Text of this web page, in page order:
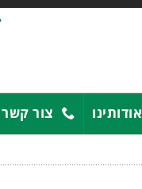
אודותינו צור קשר